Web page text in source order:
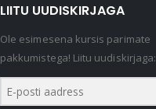
LIITU UUDISKIRJAGA
Ole esimesena kursis parimate
pakkumistega! Liitu uudiskirjaga: